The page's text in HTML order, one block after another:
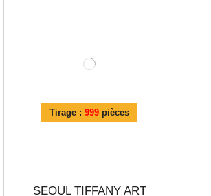
Tirage :999 pièces
SEOUL TIFFANY ART